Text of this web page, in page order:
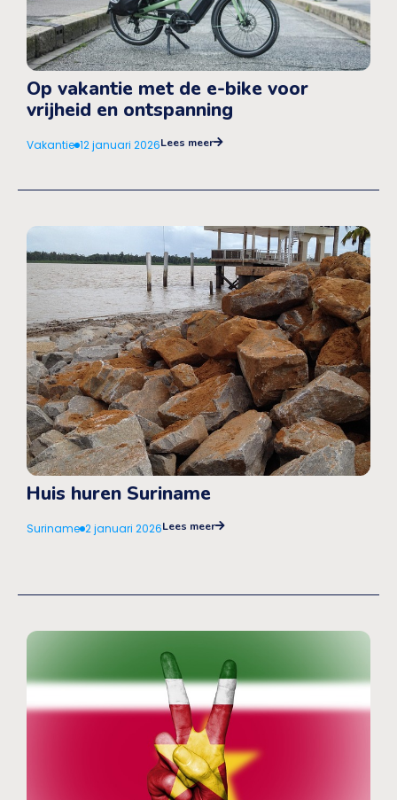
Op vakantie met de e-bike voor
vrijheid en ontspanning
Vakantie 12 januari 2026Lees meer
Huis huren Suriname
Suriname 2 januari 2026Lees meer